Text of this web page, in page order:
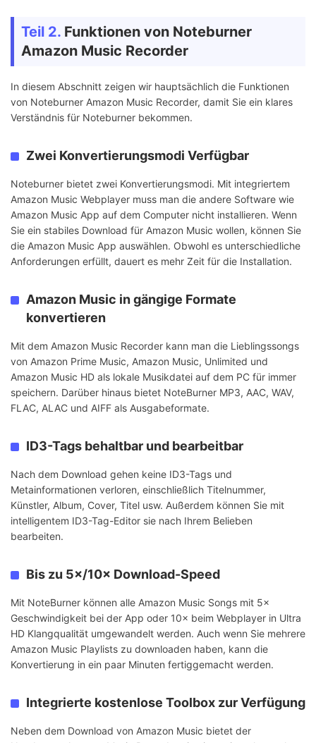
Teil 2. Funktionen von Noteburner
Amazon Music Recorder
In diesem Abschnitt zeigen wir hauptsächlich die Funktionen
von Noteburner Amazon Music Recorder, damit Sie ein klares
Verständnis für Noteburner bekommen.
Zwei Konvertierungsmodi Verfügbar
Noteburner bietet zwei Konvertierungsmodi. Mit integriertem
Amazon Music Webplayer muss man die andere Software wie
Amazon Music App auf dem Computer nicht installieren. Wenn
Sie ein stabiles Download für Amazon Music wollen, können Sie
die Amazon Music App auswählen. Obwohl es unterschiedliche
Anforderungen erfüllt, dauert es mehr Zeit für die Installation.
Amazon Music in gängige Formate
konvertieren
Mit dem Amazon Music Recorder kann man die Lieblingssongs
von Amazon Prime Music, Amazon Music, Unlimited und
Amazon Music HD als lokale Musikdatei auf dem PC für immer
speichern. Darüber hinaus bietet NoteBurner MP3, AAC, WAV,
FLAC, ALAC und AIFF als Ausgabeformate.
ID3-Tags behaltbar und bearbeitbar
Nach dem Download gehen keine ID3-Tags und
Metainformationen verloren, einschließlich Titelnummer,
Künstler, Album, Cover, Titel usw. Außerdem können Sie mit
intelligentem ID3-Tag-Editor sie nach Ihrem Belieben
bearbeiten.
Bis zu 5×/10× Download-Speed
Mit NoteBurner können alle Amazon Music Songs mit 5×
Geschwindigkeit bei der App oder 10× beim Webplayer in Ultra
HD Klangqualität umgewandelt werden. Auch wenn Sie mehrere
Amazon Music Playlists zu downloaden haben, kann die
Konvertierung in ein paar Minuten fertiggemacht werden.
Integrierte kostenlose Toolbox zur Verfügung
Neben dem Download von Amazon Music bietet der